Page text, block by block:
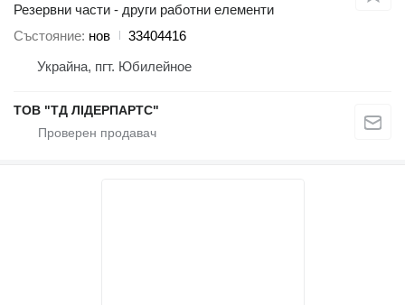
Резервни части - други работни елементи
Състояние нов
33404416
Украйна, пгт. Юбилейное
ТОВ "ТД ЛІДЕРПАРТС"